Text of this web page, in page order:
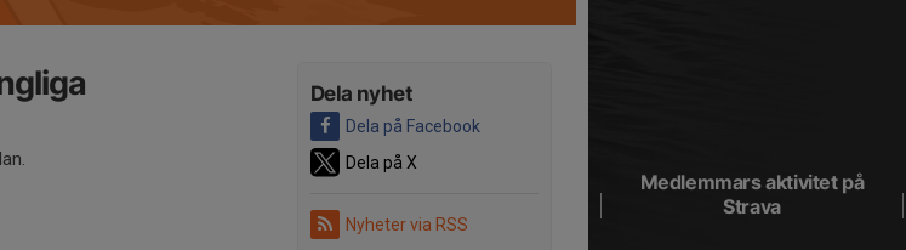
Dela nyhet
Dela på Facebook
Dela på X
Nyheter via RSS
Medlemmars aktivitet på
Strava